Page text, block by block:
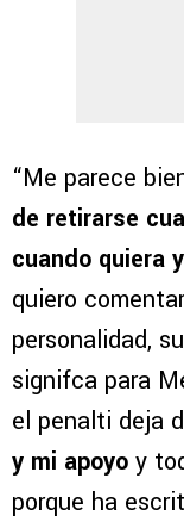
“Me parece
de retirarse
cuando quiera
quiero
personalidad,
signifca para
el penalti deja
y mi apoyo y
porque ha